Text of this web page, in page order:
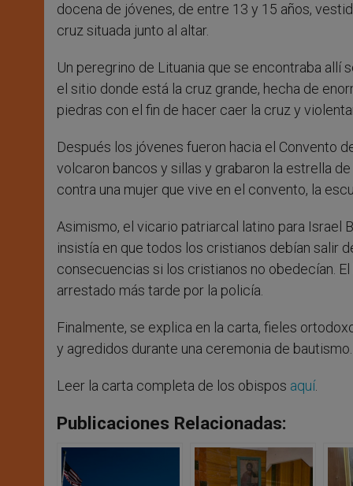
docena de jóvenes, de entre 13 y 15 años,
cruz situada junto al altar.
Un peregrino de Lituania que se encontraba allí
el sitio donde está la cruz grande, hecha de
piedras con el fin de hacer caer la cruz y
Después los jóvenes fueron hacia el Convento
volcaron bancos y sillas y grabaron la estrella
contra una mujer que vive en el convento, la
Asimismo, el vicario patriarcal latino para Israel
insistía en que todos los cristianos debían salir
consecuencias si los cristianos no obedecían.
arrestado más tarde por la policía.
Finalmente, se explica en la carta, fieles
y agredidos durante una ceremonia de bautismo.
Leer la carta completa de los obispos aquí.
Publicaciones Relacionadas: